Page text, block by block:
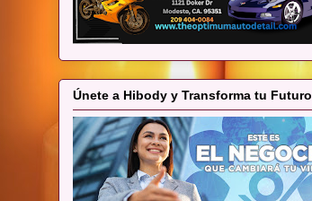
Únete a Hibody y Transforma tu Futuro